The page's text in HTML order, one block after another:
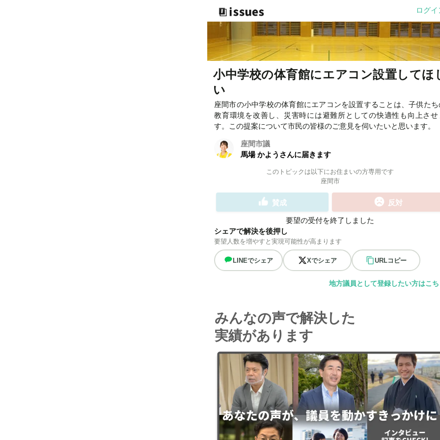
ログイ
小中学校の体育館にエアコン設置してほ
い
座間市の小中学校の体育館にエアコンを設置することは、子供たち
教育環境を改善し、災害時には避難所としての快適性も向上させ
す。この提案について市民の皆様のご意見を伺いたいと思います。
座間市議
馬場 かようさんに届きます
このトピックは以下にお住まいの方専用です
座間市
賛成 反対
要望の受付を終了しました
シェアで解決を後押し
要望人数を増やすと実現可能性が高まります
LINEでシェア Xでシェア URLコピー
地方議員として登録したい方はこ
みんなの声で解決した
実績があります